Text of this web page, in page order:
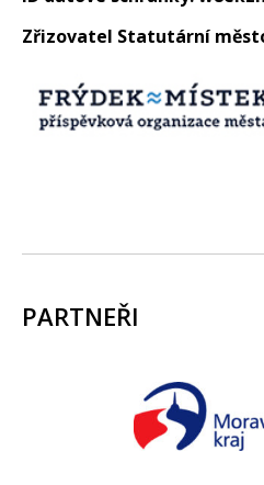
Zřizovatel Statutární
PARTNEŘI